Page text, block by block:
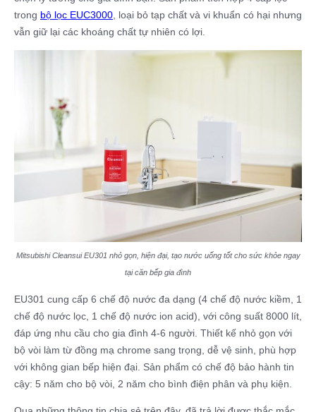
trong bộ lọc EUC3000 , loại bỏ tạp chất và vi khuẩn có hại nhưng
vẫn giữ lại các khoáng chất tự nhiên có lợi.
Mitsubishi Cleansui EU301 nhỏ gọn, hiện đại, tạo nước uống tốt cho sức khỏe ngay
tại căn bếp gia đình
EU301 cung cấp 6 chế độ nước đa dạng (4 chế độ nước kiềm, 1
chế độ nước lọc, 1 chế độ nước ion acid), với công suất 8000 lít,
đáp ứng nhu cầu cho gia đình 4-6 người. Thiết kế nhỏ gọn với
bộ vòi làm từ đồng mạ chrome sang trọng, dễ vệ sinh, phù hợp
với không gian bếp hiện đại. Sản phẩm có chế độ bảo hành tin
cậy: 5 năm cho bộ vòi, 2 năm cho bình điện phân và phụ kiện.